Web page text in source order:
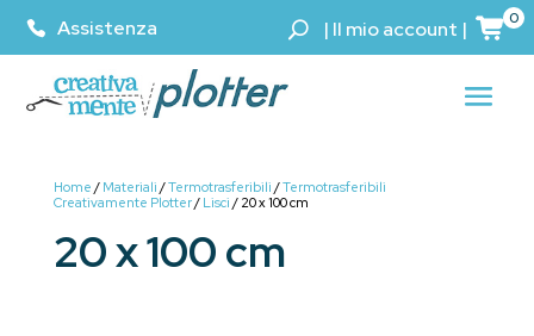
Assistenza | Il mio account | 0
Home / Materiali /Termotrasferibili /Termotrasferibili
Creativamente Plotter/ Lisci / 20 x 100 cm
20 x 100 cm